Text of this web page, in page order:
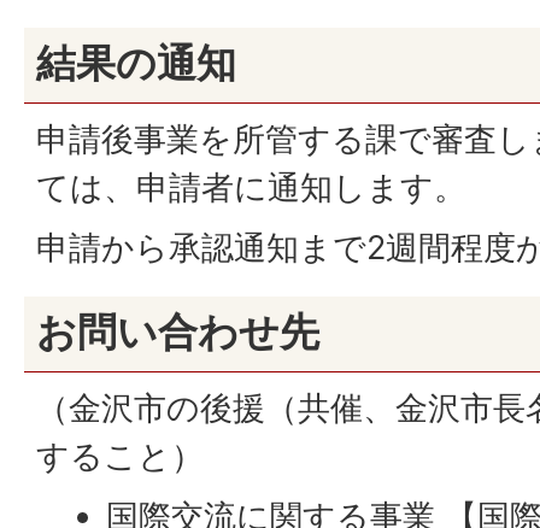
結果の通知
申請後事業を所管する課で審査
ては、申請者に通知します。
申請から承認通知まで2週間程度
お問い合わせ先
（金沢市の後援（共催、金沢市
すること）
国際交流に関する事業 【国